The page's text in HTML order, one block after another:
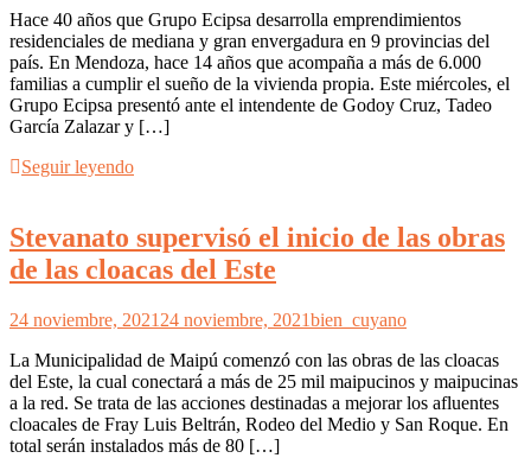
Hace 40 años que Grupo Ecipsa desarrolla emprendimientos
residenciales de mediana y gran envergadura en 9 provincias del
país. En Mendoza, hace 14 años que acompaña a más de 6.000
familias a cumplir el sueño de la vivienda propia. Este miércoles, el
Grupo Ecipsa presentó ante el intendente de Godoy Cruz, Tadeo
García Zalazar y […]
Seguir leyendo
Stevanato supervisó el inicio de las obras
de las cloacas del Este
24 noviembre, 2021 24 noviembre, 2021bien_cuyano
La Municipalidad de Maipú comenzó con las obras de las cloacas
del Este, la cual conectará a más de 25 mil maipucinos y maipucinas
a la red. Se trata de las acciones destinadas a mejorar los afluentes
cloacales de Fray Luis Beltrán, Rodeo del Medio y San Roque. En
total serán instalados más de 80 […]